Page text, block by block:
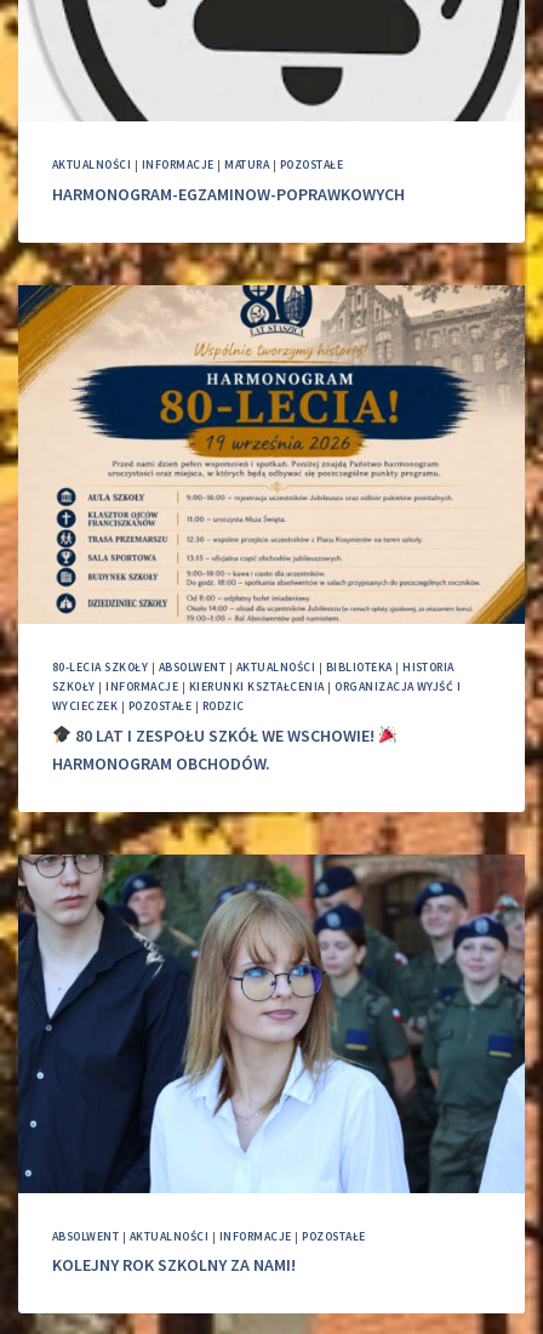
AKTUALNOŚCI | INFORMACJE |MATURA| POZOSTAŁE
HARMONOGRAM-EGZAMINOW-POPRAWKOWYCH
80-LECIA SZKOŁY | ABSOLWENT | AKTUALNOŚCI | BIBLIOTEKA|HISTORIA
SZKOŁY |INFORMACJE | KIERUNKI KSZTAŁCENIA|ORGANIZACJA WYJŚĆ I
WYCIECZEK | POZOSTAŁE | RODZIC
80 LAT I ZESPOŁU SZKÓŁ WE WSCHOWIE!
HARMONOGRAM OBCHODÓW.
ABSOLWENT | AKTUALNOŚCI | INFORMACJE |POZOSTAŁE
KOLEJNY ROK SZKOLNY ZA NAMI!